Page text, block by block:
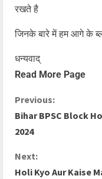
रखते है
जिनके बारे में हम आगे के
धन्यवाद्
Read More Page
Previous:
Bihar BPSC Block
2024
Next:
Holi Kyo Aur Kaise